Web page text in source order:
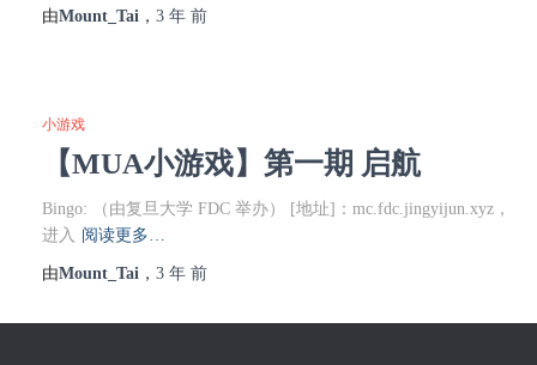
由Mount_Tai ， 3 年 前
小游戏
【MUA小游戏】第一期 启航
Bingo: （由复旦大学 FDC 举办） [地址]：mc.fdc.jingyijun.xyz，
进入 阅读更多…
由Mount_Tai ， 3 年 前